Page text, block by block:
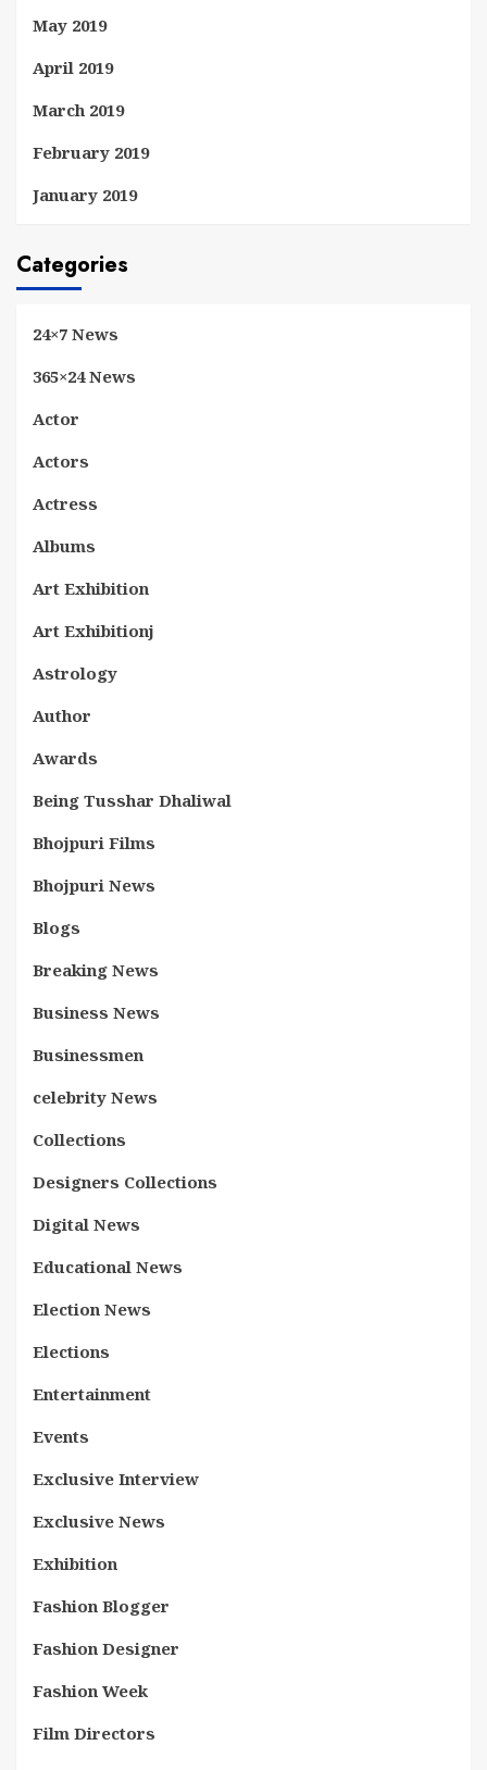
May 2019
April 2019
March 2019
February 2019
January 2019
Categories
24×7 News
365×24 News
Actor
Actors
Actress
Albums
Art Exhibition
Art Exhibitionj
Astrology
Author
Awards
Being Tusshar Dhaliwal
Bhojpuri Films
Bhojpuri News
Blogs
Breaking News
Business News
Businessmen
celebrity News
Collections
Designers Collections
Digital News
Educational News
Election News
Elections
Entertainment
Events
Exclusive Interview
Exclusive News
Exhibition
Fashion Blogger
Fashion Designer
Fashion Week
Film Directors